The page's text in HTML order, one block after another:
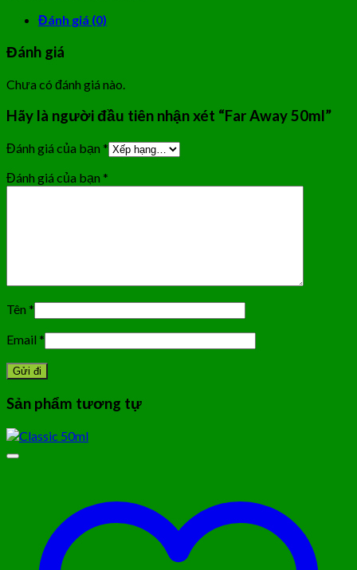
Đánh giá (0)
Đánh giá
Chưa có đánh giá nào.
Hãy là người đầu tiên nhận xét “Far Away 50ml”
Đánh giá của bạn *
Đánh giá của bạn *
Tên *
Email *
Sản phẩm tương tự